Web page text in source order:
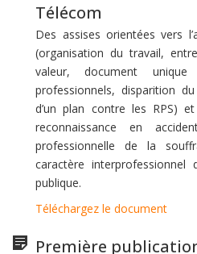
Télécom
Des assises orientées vers
(organisation du travail,
valeur, document unique
professionnels, disparition
d’un plan contre les RPS)
reconnaissance en
professionnelle de la
caractère
publique.
Téléchargez le document
Première